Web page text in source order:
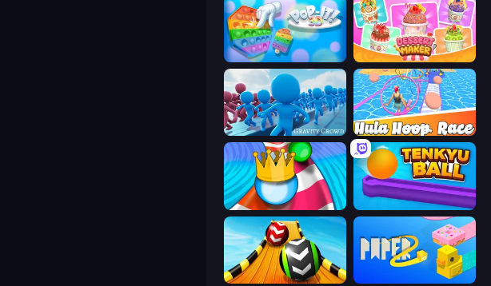
Pop It 3D Dessert Maker
Gravity Crowd Hula Hoop Race
Aquapark Balls Party Tenkyu Ball
Sky Balls 3D